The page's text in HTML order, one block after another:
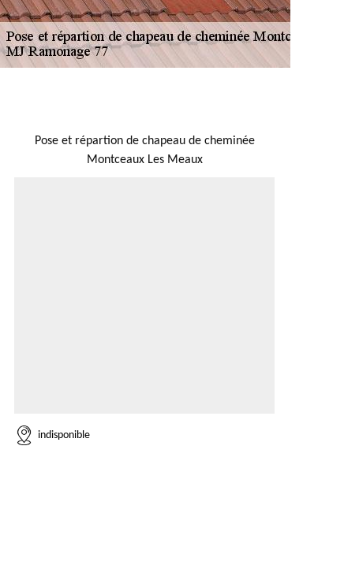
Pose et répartion de chapeau de cheminée
Montceaux Les Meaux
indisponible